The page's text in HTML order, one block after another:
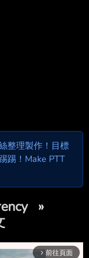
整理製作！目標
踢！Make PTT
»
arrow_forward_ios 前往頁面